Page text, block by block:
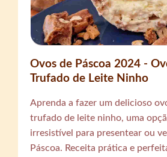
Ovos de Páscoa 2024 -
Trufado de Leite Ninho
Aprenda a fazer um delicioso
trufado de leite ninho, uma
irresistível para presentear ou
Páscoa. Receita prática e